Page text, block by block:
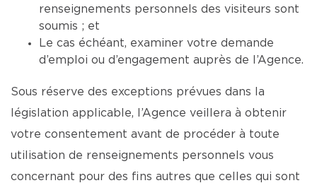
renseignements personnels des visiteurs sont
soumis ; et
Le cas échéant, examiner votre demande
d’emploi ou d’engagement auprès de l’Agence.
Sous réserve des exceptions prévues dans la
législation applicable, l’Agence veillera à obtenir
votre consentement avant de procéder à toute
utilisation de renseignements personnels vous
concernant pour des fins autres que celles qui sont